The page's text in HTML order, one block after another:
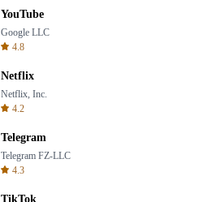
YouTube
Google LLC
4.8
Netflix
Netflix, Inc.
4.2
Telegram
Telegram FZ-LLC
4.3
TikTok